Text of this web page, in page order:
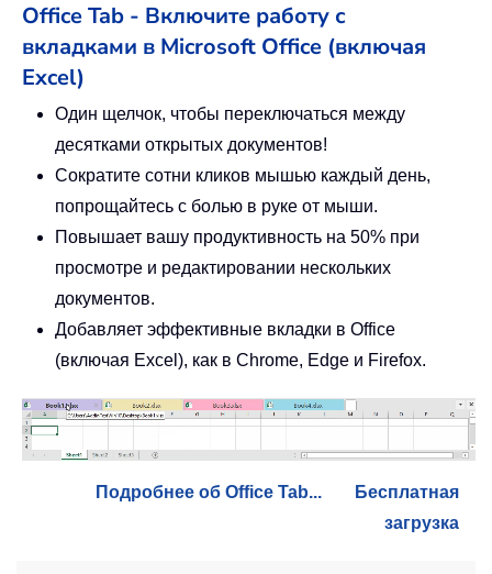
Office Tab - Включите работу с
вкладками в Microsoft Office (включая
Excel)
Один щелчок, чтобы переключаться между
десятками открытых документов!
Сократите сотни кликов мышью каждый день,
попрощайтесь с болью в руке от мыши.
Повышает вашу продуктивность на 50% при
просмотре и редактировании нескольких
документов.
Добавляет эффективные вкладки в Office
(включая Excel), как в Chrome, Edge и Firefox.
Подробнее об Office Tab...
Бесплатная
загрузка